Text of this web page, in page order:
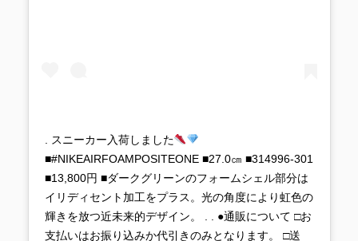
. スニーカー入荷しました
■#NIKEAIRFOAMPOSITEONE ■27.0㎝ ■314996-301
■13,800円 ■ダークグリーンのフォームシェル部分は
イリディセント加工をプラス。光の角度により虹色の
輝きを放つ近未来的デザイン。 . . ●通販について □お
支払いはお振り込みか代引きのみとなります。 □送